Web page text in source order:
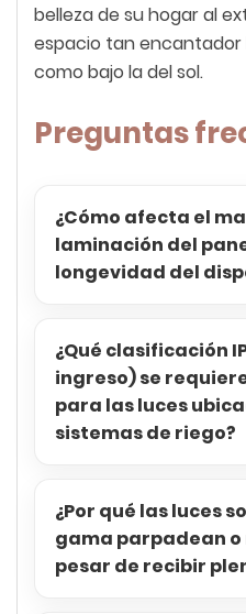
belleza de su hogar al
espacio tan encantador
como bajo la del sol.
Preguntas
¿Cómo afecta el
laminación del
longevidad del
¿Qué clasificación
ingreso) se
para las luces
sistemas de riego?
¿Por qué las luces
gama parpadean o
pesar de recibir